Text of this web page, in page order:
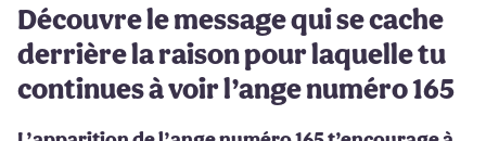
Découvre le message qui se cache
derrière la raison pour laquelle tu
continues à voir l’ange numéro 165